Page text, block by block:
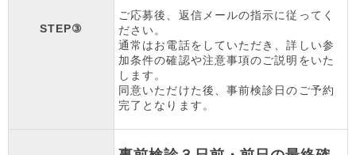
STEP③
ご応募後、返信メールの指示に従ってく
ださい。
通常はお電話をしていただき、詳しい参
加条件の確認や注意事項のご説明をいた
します。
同意いただけた後、事前検診日のご予約
完了となります。